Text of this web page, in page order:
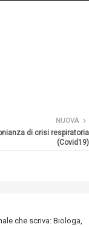
NUOVA
di crisi respiratoria
(Covid19)
che scriva: Biologa,